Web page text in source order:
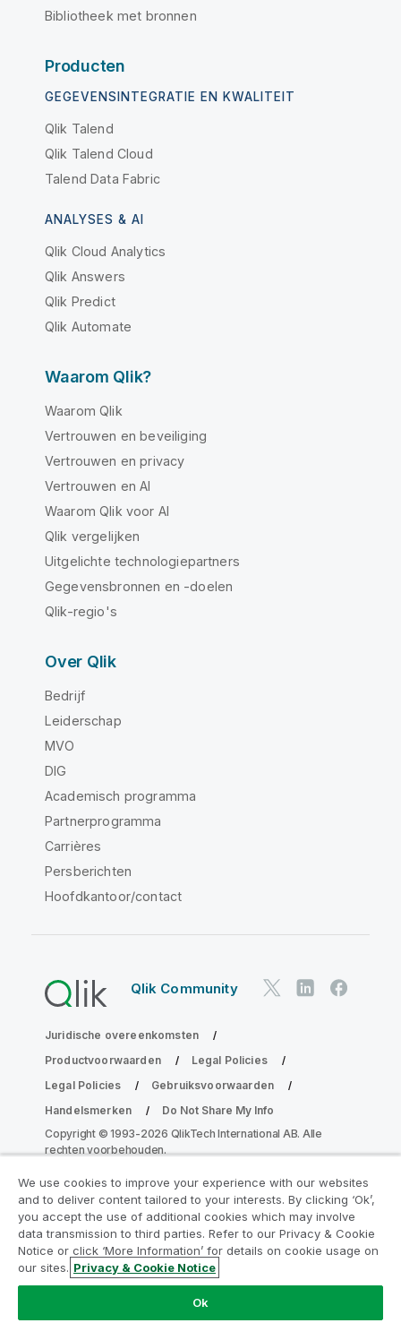
Bibliotheek met bronnen
Producten
GEGEVENSINTEGRATIE EN KWALITEIT
Qlik Talend
Qlik Talend Cloud
Talend Data Fabric
ANALYSES & AI
Qlik Cloud Analytics
Qlik Answers
Qlik Predict
Qlik Automate
Waarom Qlik?
Waarom Qlik
Vertrouwen en beveiliging
Vertrouwen en privacy
Vertrouwen en AI
Waarom Qlik voor AI
Qlik vergelijken
Uitgelichte technologiepartners
Gegevensbronnen en -doelen
Qlik-regio's
Over Qlik
Bedrijf
Leiderschap
MVO
DIG
Academisch programma
Partnerprogramma
Carrières
Persberichten
Hoofdkantoor/contact
Qlik Community
Juridische overeenkomsten
Productvoorwaarden
Legal Policies
Legal Policies
Gebruiksvoorwaarden
Handelsmerken
Do Not Share My Info
Copyright © 1993-2026 QlikTech International AB. Alle
rechten voorbehouden.
Neem deel aan het Analytics
Modernization Program
Moderniseer zonder uw waardevolle QlikView-apps op
het spel te zetten met het Analytics Modernization
Program.
We use cookies to improve your experience with our websites
and to deliver content tailored to your interests. By clicking ‘Ok’,
you accept the use of additional cookies which may involve
data transmission to third parties. Refer to our Privacy & Cookie
Notice or click ‘More Information’ for details on cookie usage on
our sites. Privacy & Cookie Notice
Ok